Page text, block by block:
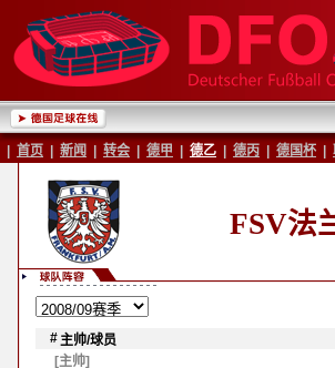
首页 新闻 转会 德甲 德乙 德丙 德国杯
FSV法
#主帅/球员
[主帅]